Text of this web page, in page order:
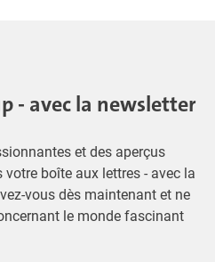
- avec la newsletter
et des aperçus
boîte aux lettres - avec la
vous dès maintenant et ne
le monde fascinant